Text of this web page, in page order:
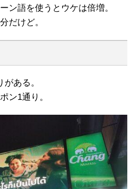
ン語を使うとウケは倍増。
だけど。
ある。
ン1通り。